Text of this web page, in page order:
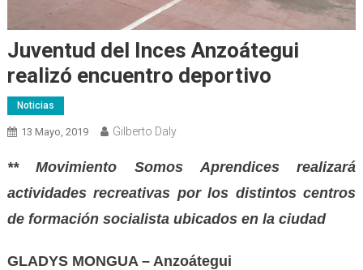
Juventud del Inces Anzoátegui
realizó encuentro deportivo
Noticias
13 Mayo, 2019 Gilberto Daly
** Movimiento Somos Aprendices realizará
actividades recreativas por los distintos centros
de formación socialista ubicados en la ciudad
GLADYS MONGUA – Anzoátegui